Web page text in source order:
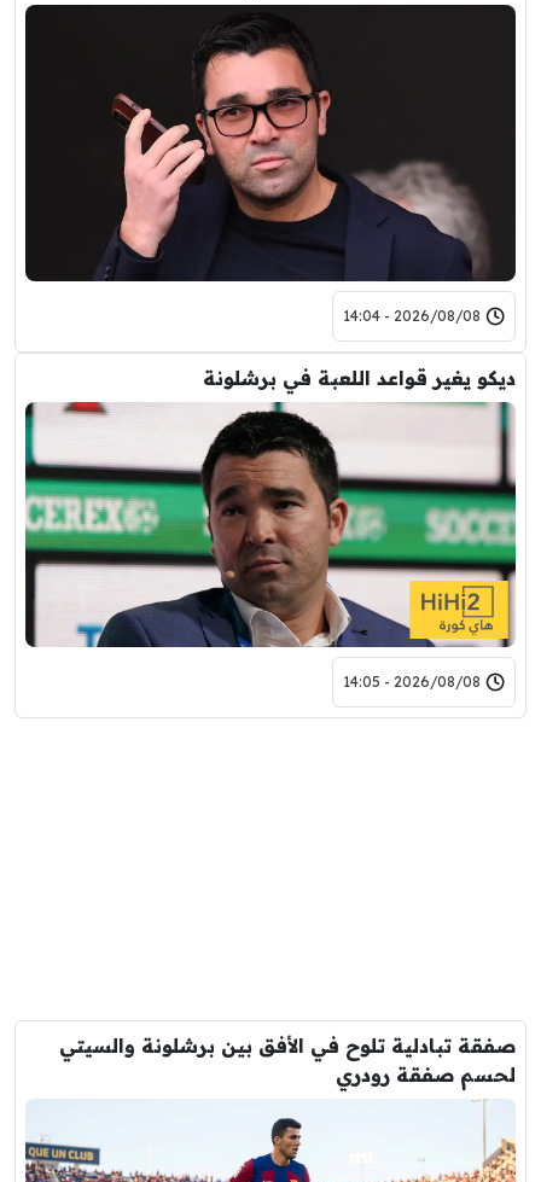
2026/08/08 - 14:04
ديكو يغير قواعد اللعبة في برشلونة
2026/08/08 - 14:05
صفقة تبادلية تلوح في الأفق بين برشلونة والسيتي
لحسم صفقة رودري